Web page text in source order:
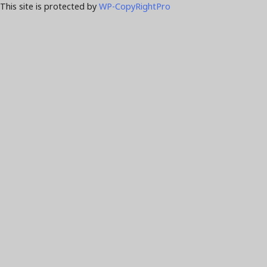
This site is protected by WP-CopyRightPro